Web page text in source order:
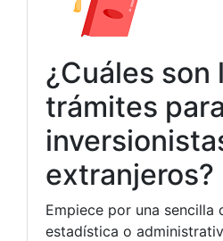
¿Cuáles son
trámites
extranjeros?
Empiece por una sencilla
estadística o